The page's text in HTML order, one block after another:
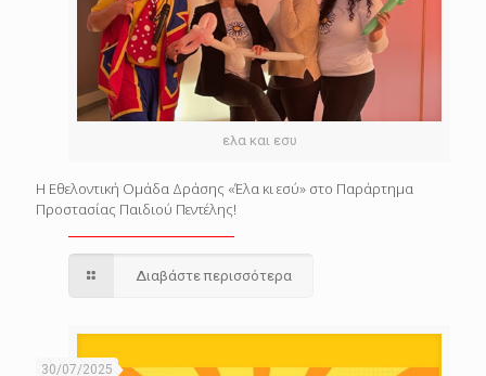
ελα και εσυ
Η Εθελοντική Ομάδα Δράσης «Έλα κι εσύ» στο Παράρτημα
Προστασίας Παιδιού Πεντέλης!
Διαβάστε περισσότερα
30/07/2025